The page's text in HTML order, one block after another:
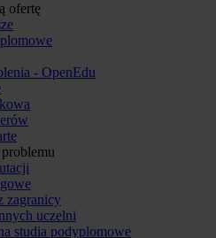
ofertę
- OpenEdu
zagranicy
uczelni
studia podyplomowe